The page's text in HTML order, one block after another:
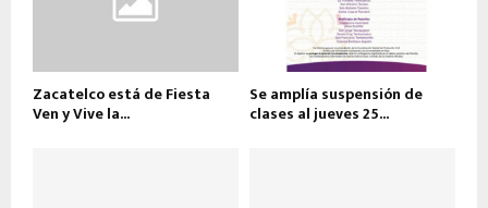
Zacatelco está de Fiesta
Ven y Vive la...
Se amplía suspensión de
clases al jueves 25...